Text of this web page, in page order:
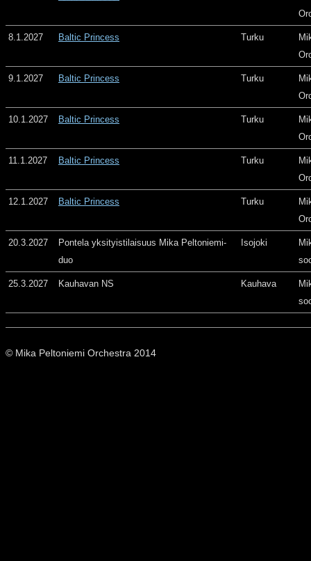
8.1.2027 Baltic Princess Turku
9.1.2027 Baltic Princess Turku
10.1.2027 Baltic Princess Turku
11.1.2027 Baltic Princess Turku
12.1.2027 Baltic Princess Turku
20.3.2027
Pontela yksityistilaisuus Mika Peltoniemi-
duo
Isojoki
25.3.2027 Kauhavan NS Kauhava
© Mika Peltoniemi Orchestra 2014